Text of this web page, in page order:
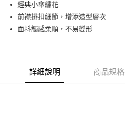
Google Pay
貨到付款
經典小傘繡花
前襟排扣細節，增添造型層次
面料觸感柔順，不易變形
詳細說明 商品規格